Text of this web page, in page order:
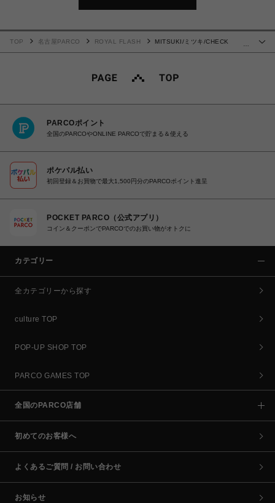
…
TOP 名古屋PARCO ROYAL FLASH
MITSUKI/ミツキ/CHECK
PARCOポイント
全国のPARCOやONLINE PARCOで貯まる＆使える
ポケパル払い
初回登録＆お買物で最大1,500円分のPARCOポイント進呈
POCKET PARCO（公式アプリ）
コイン＆クーポンでPARCOでのお買い物がオトクに
カテゴリー
全カテゴリーから探す
culture TOP
POP-UP SHOP TOP
PARCO GAMES TOP
全国のPARCO店舗
初めてのお客様へ
よくあるご質問 / お問い合わせ
お知らせ